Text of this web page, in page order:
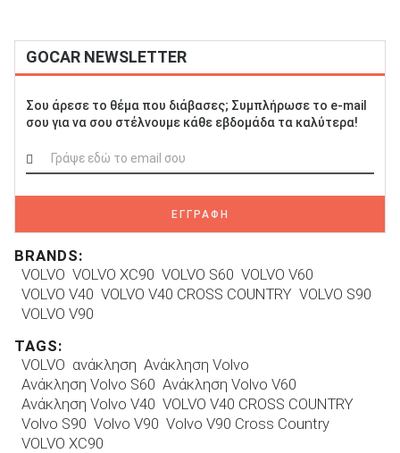
GOCAR NEWSLETTER
Σου άρεσε το θέμα που διάβασες; Συμπλήρωσε το e-mail
σου για να σου στέλνουμε κάθε εβδομάδα τα καλύτερα!
ΕΓΓΡΑΦΗ
BRANDS:
VOLVO VOLVO XC90 VOLVO S60 VOLVO V60
VOLVO V40 VOLVO V40 CROSS COUNTRY VOLVO S90
VOLVO V90
TAGS:
VOLVO ανάκληση Ανάκληση Volvo
Ανάκληση Volvo S60 Ανάκληση Volvo V60
Ανάκληση Volvo V40 VOLVO V40 CROSS COUNTRY
Volvo S90 Volvo V90 Volvo V90 Cross Country
VOLVO XC90